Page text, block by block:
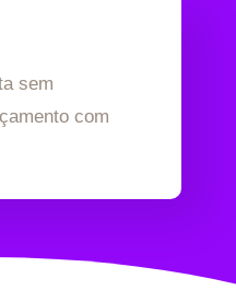
sem
com